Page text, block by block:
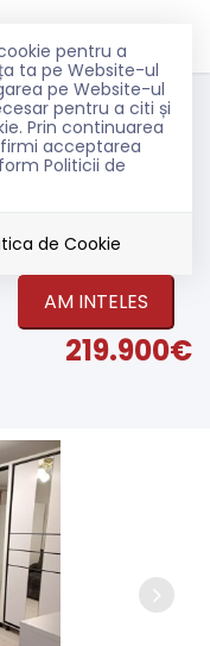
pentru a
ta pe Website-ul
pe Website-ul
pentru a citi și
Prin continuarea
acceptarea
Politicii de
de Cookie
AM INTELES
| Mănăstur
219.900€